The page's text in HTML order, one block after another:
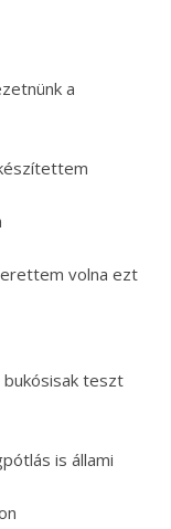
a
volna ezt
teszt
is állami